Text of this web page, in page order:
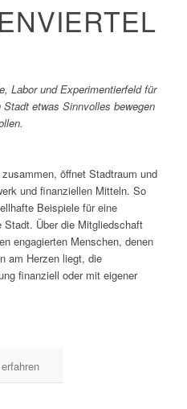
Labor und Experimentierfeld für
etwas Sinnvolles bewegen
öffnet Stadtraum und
und finanziellen Mitteln. So
Beispiele für eine
Stadt. Über die Mitgliedschaft
engagierten Menschen, denen
am Herzen liegt, die
finanziell oder mit eigener